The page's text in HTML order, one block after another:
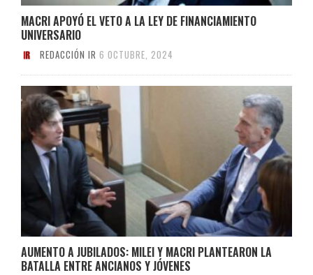
MACRI APOYÓ EL VETO A LA LEY DE FINANCIAMIENTO
UNIVERSARIO
REDACCIÓN IR 6 OCTUBRE, 2024
AUMENTO A JUBILADOS: MILEI Y MACRI PLANTEARON LA
BATALLA ENTRE ANCIANOS Y JÓVENES